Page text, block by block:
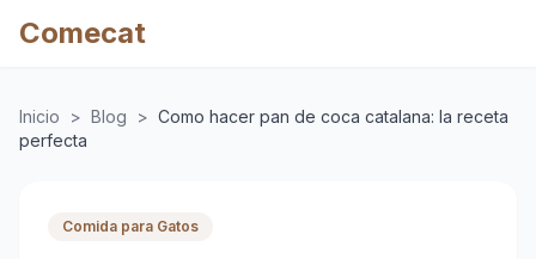
Comecat
Inicio > Blog > Como hacer pan de coca catalana: la receta
perfecta
Comida para Gatos